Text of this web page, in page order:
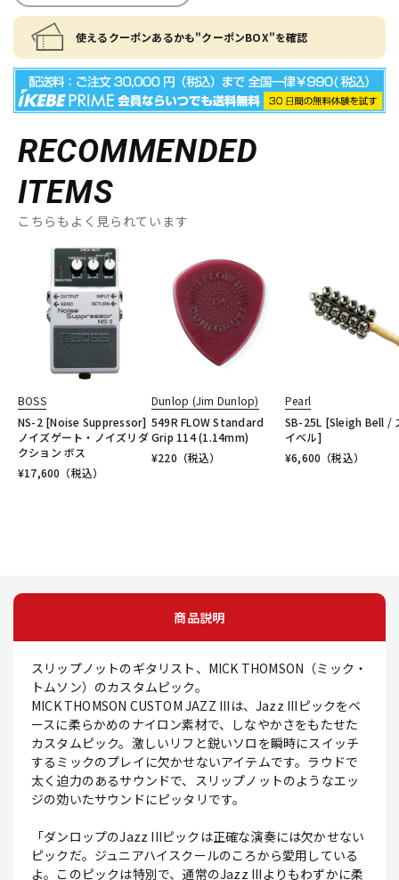
使えるクーポンあるかも"クーポンBOX"を確認
RECOMMENDED
ITEMS
こちらもよく見られています
BOSS
NS-2 [Noise Suppressor]
ノイズゲート・ノイズリダ
クション ボス
¥17,600 （税込）
Dunlop (Jim Dunlop)
549R FLOW Standard
Grip 114 (1.14mm)
¥220 （税込）
Pearl
SB-25L [Sleigh Bell /
イベル]
¥6,600 （税込）
商品説明
スリップノットのギタリスト、MICK THOMSON（ミック・
トムソン）のカスタムピック。
MICK THOMSON CUSTOM JAZZ IIIは、Jazz IIIピックをベ
ースに柔らかめのナイロン素材で、しなやかさをもたせた
カスタムピック。激しいリフと鋭いソロを瞬時にスイッチ
するミックのプレイに欠かせないアイテムです。ラウドで
太く迫力のあるサウンドで、スリップノットのようなエッ
ジの効いたサウンドにピッタリです。
「ダンロップのJazz IIIピックは正確な演奏には欠かせない
ピックだ。ジュニアハイスクールのころから愛用している
よ。このピックは特別で、通常のJazz IIIよりもわずかに柔